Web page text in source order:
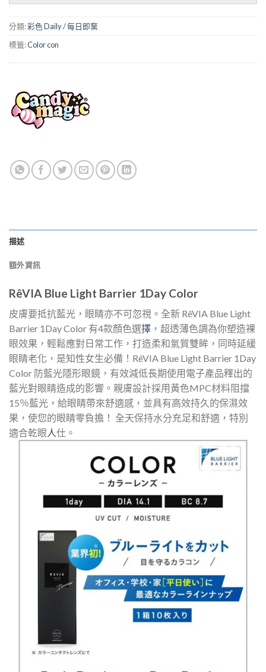
分類:彩色 Daily / 每日即棄
標籤:Color con
描述
額外資訊
RêVIA Blue Light Barrier 1Day Color
皮膚要抵抗藍光，眼睛亦不可忽視。全新 RêVIA Blue Light
Barrier 1Day Color 有4款顏色選擇 ，超透薄色調為你塑造裸
眼效果，輕鬆應對日常工作，打造柔和氣質雙眸，同時延緩
眼睛老化，是知性女生必備！RêVIA Blue Light Barrier 1Day
Color 防藍光隱形眼鏡，有效減低長期使用電子產品釋出的
藍光對眼睛造成的影響。親膚設計採用黃色MPC材料阻擋
15％藍光，給眼睛帶來舒適感，並具有高效持久的保濕效
果，使您的眼睛零負擔！ 全天保持水分充足和舒適，特別
適合乾眼人仕。